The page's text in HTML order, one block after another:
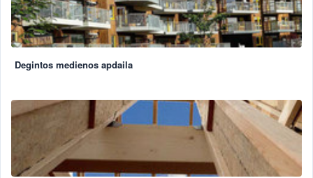
Degintos medienos apdaila